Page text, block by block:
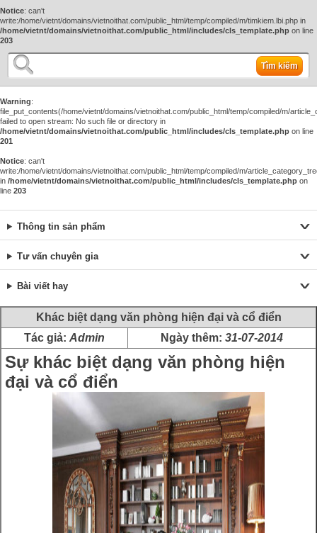
Notice: can't
write:/home/vietnt/domains/vietnoithat.com/public_html/temp/compiled/m/timkiem.lbi.php in
/home/vietnt/domains/vietnoithat.com/public_html/includes/cls_template.php on line
203
Tìm kiếm
Warning:
file_put_contents(/home/vietnt/domains/vietnoithat.com/public_html/temp/compiled/m/
failed to open stream: No such file or directory in
/home/vietnt/domains/vietnoithat.com/public_html/includes/cls_template.php on line
201
Notice: can't
write:/home/vietnt/domains/vietnoithat.com/public_html/temp/compiled/m/
in /home/vietnt/domains/vietnoithat.com/public_html/includes/cls_template.php on
line 203
Thông tin sản phẩm
Tư vấn chuyên gia
Bài viết hay
Khác biệt dạng văn phòng hiện đại và cổ điển
Tác giả: Admin Ngày thêm: 31-07-2014
Sự khác biệt dạng văn phòng hiện
đại và cổ điển